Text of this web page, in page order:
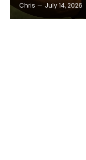
Chris July 14, 2026